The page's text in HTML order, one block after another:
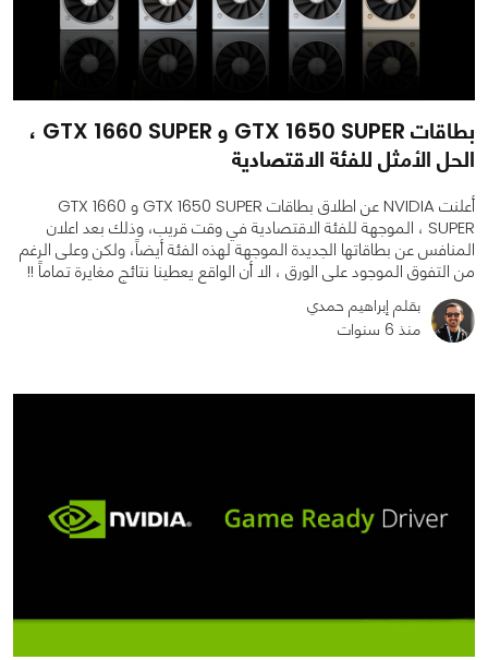
8397
بطاقات GTX 1650 SUPER و GTX 1660 SUPER ،
الحل الأمثل للفئة الاقتصادية
أعلنت NVIDIA عن اطلاق بطاقات GTX 1650 SUPER و GTX 1660
SUPER ، الموجهة للفئة الاقتصادية في وقت قريب، وذلك بعد اعلان
المنافس عن بطاقاتها الجديدة الموجهة لهذه الفئة أيضاً، ولكن وعلى الرغم
من التفوق الموجود على الورق ، الا أن الواقع يعطينا نتائج مغايرة تماماً !!
بقلم إبراهيم حمدي
منذ 6 سنوات